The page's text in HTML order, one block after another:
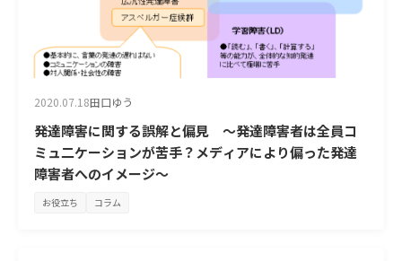
2020.07.18田口ゆう
発達障害に関する誤解と偏見 ～発達障害者は全員コ
ミュ二ケーションが苦手？メディアにより偏った発達
障害者へのイメージ～
お役立ち コラム